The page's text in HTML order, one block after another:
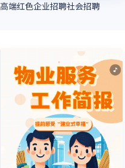
高端红色企业招聘社会招聘